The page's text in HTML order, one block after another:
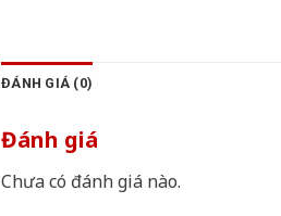
ĐÁNH GIÁ (0)
Đánh giá
Chưa có đánh giá nào.